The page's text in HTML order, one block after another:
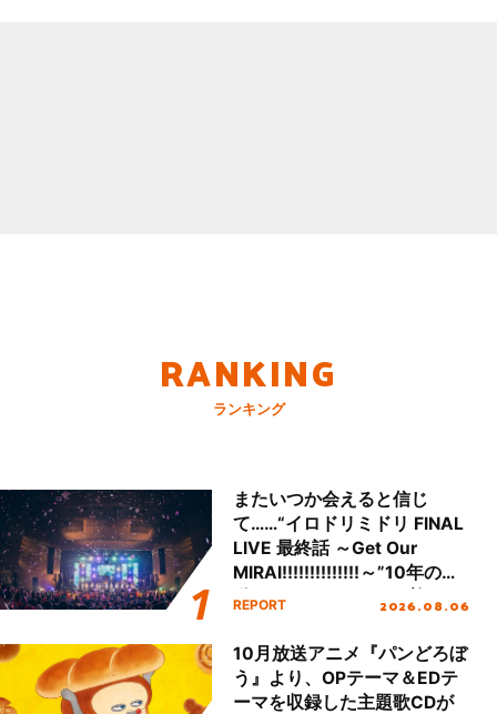
RANKING
ランキング
またいつか会えると信じ
て……“イロドリミドリ FINAL
LIVE 最終話 ～Get Our
MIRAI!!!!!!!!!!!!!!～”10年の活
動を経てファイナルを迎える
REPORT 2026.08.06
10月放送アニメ『パンどろぼ
う』より、OPテーマ＆EDテ
ーマを収録した主題歌CDが